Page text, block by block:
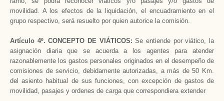
movilidad. A los efectos de la liquidación, el encuadramiento en el
grupo respectivo, será resuelto por quien autorice la comisión.
Artículo 4º. CONCEPTO DE VIÁTICOS:Se entiende por viático, la
asignación diaria que se acuerda a los agentes para atender
razonablemente los gastos personales originados en el desempeño de
comisiones de servicio, debidamente autorizadas, a más de 50 Km.
del asiento habitual de sus funciones, con excepción de gastos de
movilidad, pasajes y ordenes de carga que correspondiera extender